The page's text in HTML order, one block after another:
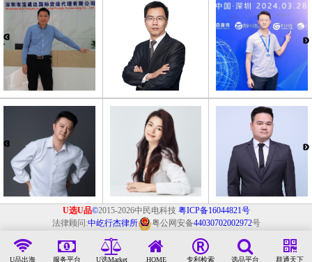
U选U品©2015-2026中民电科技 粤ICP备16044821号
法律顾问:中屹行杰律所 粤公网安备44030702002972号
U品出海 服务平台 U选Market HOME 专利检索 选品平台 群通天下